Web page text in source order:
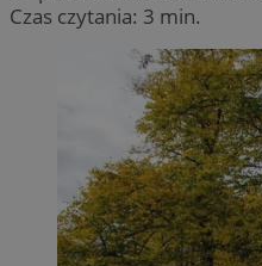
Czas czytania: 3 min.